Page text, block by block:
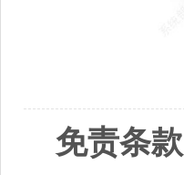
免责条款